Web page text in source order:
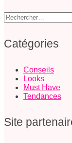
Rechercher :
Catégories
Conseils
Looks
Must Have
Tendances
Site